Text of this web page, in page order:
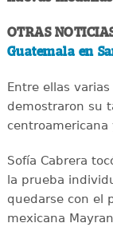
OTRAS
Guatemala en
Entre ellas
demostraron su
centroamericana
Sofía Cabrera
la prueba
quedarse con el
mexicana